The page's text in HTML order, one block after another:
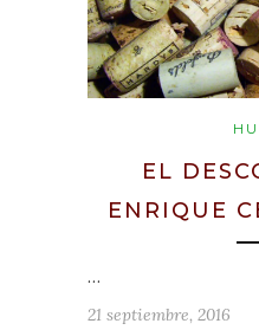
EL
ENRIQUE
…
21 septiembre, 2016